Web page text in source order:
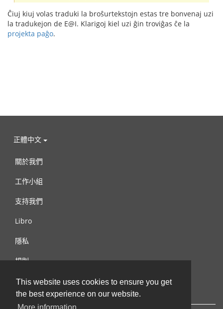
This website uses cookies to ensure you get
the best experience on our website.
Ĉiuj kiuj volas traduki la broŝurtekstojn estas tre bonvenaj uzi
la tradukejon de E@I. Klarigoj kiel uzi ĝin troviĝas ĉe la
projekta paĝo.
正體中文
關於我們
工作小組
支持我們
Libro
隱私
規則
連絡我們